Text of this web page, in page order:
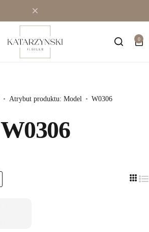
0
Atrybut produktu: Model W0306
W0306